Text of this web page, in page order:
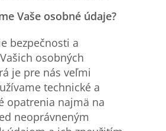
Vaše osobné údaje?
bezpečnosti a
osobných
je pre nás veľmi
technické a
opatrenia najmä na
neoprávneným